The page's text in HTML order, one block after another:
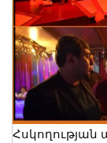
Հսկողության